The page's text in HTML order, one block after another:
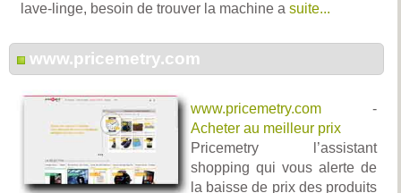
lave-linge, besoin de trouver la machine a suite...
www.pricemetry.com
www.pricemetry.com -
Acheter au meilleur prix
Pricemetry l’assistant
shopping qui vous alerte de
la baisse de prix des produits